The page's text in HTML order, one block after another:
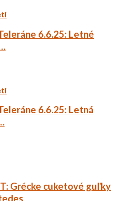
6.6.25: Letné
6.6.25: Letná
Grécke cuketové guľky